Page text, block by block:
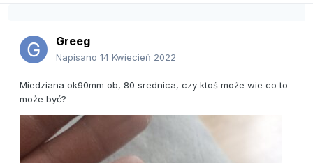
Greeg
Napisano 14 Kwiecień 2022
Miedziana ok90mm ob, 80 srednica, czy ktoś może wie co to
może być?